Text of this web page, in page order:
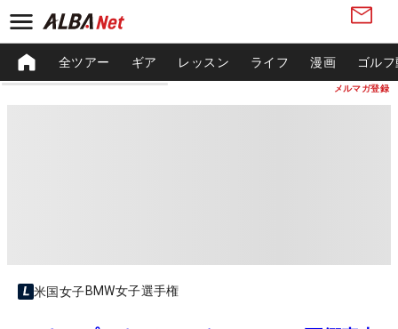
メルマガ登録
全ツアー ギア レッスン ライフ 漫画 ゴル
米国女子BMW女子選手権